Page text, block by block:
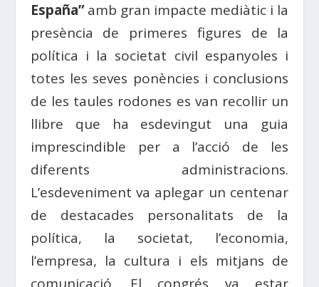
España”amb gran impacte mediàtic i la
presència de primeres figures de la
política i la societat civil espanyoles i
totes les seves ponències i conclusions
de les taules rodones es van recollir un
llibre que ha esdevingut una guia
imprescindible per a l’acció de les
diferents administracions.
L’esdeveniment va aplegar un centenar
de destacades personalitats de la
política, la societat, l’economia,
l’empresa, la cultura i els mitjans de